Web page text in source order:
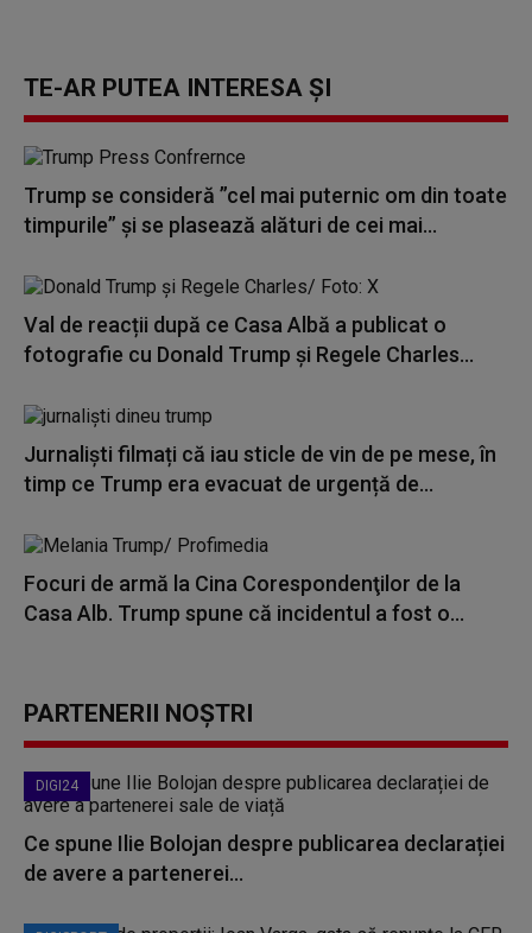
TE-AR PUTEA INTERESA ȘI
Trump se consideră ”cel mai puternic om din toate
timpurile” şi se plasează alături de cei mai...
Val de reacții după ce Casa Albă a publicat o
fotografie cu Donald Trump şi Regele Charles...
Jurnaliști filmați că iau sticle de vin de pe mese, în
timp ce Trump era evacuat de urgență de...
Focuri de armă la Cina Corespondenţilor de la
Casa Alb. Trump spune că incidentul a fost o...
PARTENERII NOȘTRI
DIGI24
Ce spune Ilie Bolojan despre publicarea declarației
de avere a partenerei...